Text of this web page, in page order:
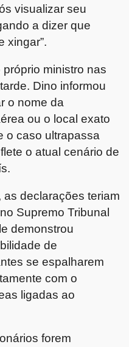
visualizar seu
a dizer que
xingar”.
ministro nas
Dino informou
o nome da
ou o local exato
o caso ultrapassa
o atual cenário de
declarações teriam
Supremo Tribunal
demonstrou
de
se espalharem
com o
ligadas ao
forem